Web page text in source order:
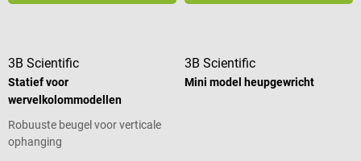
3B Scientific
Statief voor
wervelkolommodellen
Robuuste beugel voor verticale
ophanging
3B Scientific
Mini model heupgewricht